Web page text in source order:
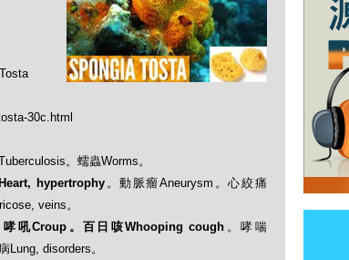
30c.html
。蠕蟲Worms。
hypertrophy。動脈瘤Aneurysm。心絞痛
veins。
吼Croup。百日咳Whooping cough 。哮喘
disorders。